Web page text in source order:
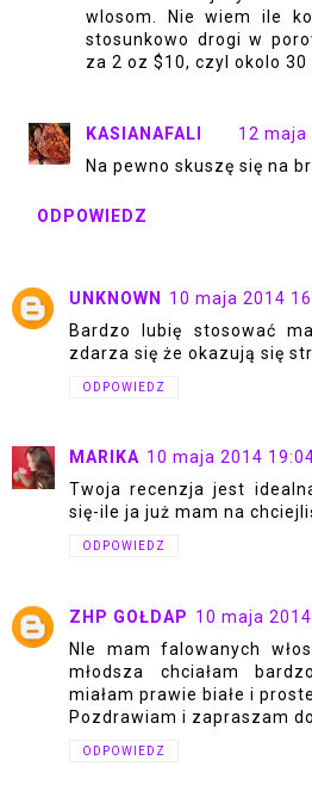
wlosom. Nie wiem ile
stosunkowo drogi w
za 2 oz $10, czyl okolo 30
KASIANAFALI
12 maja
Na pewno skuszę się na
ODPOWIEDZ
UNKNOWN
10 maja 2014
Bardzo lubię stosować
zdarza się że okazują się
ODPOWIEDZ
MARIKA 10 maja 2014
Twoja recenzja jest
się-ile ja już mam na
ODPOWIEDZ
ZHP GOŁDAP 10 maja
NIe mam falowanych
młodsza chciałam
miałam prawie białe i
Pozdrawiam i zapraszam
ODPOWIEDZ